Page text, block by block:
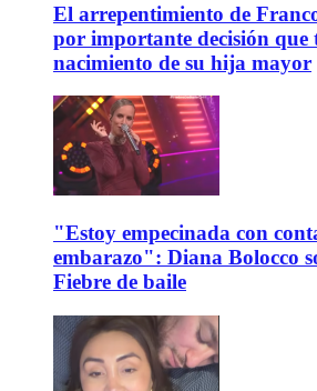
El arrepentimiento de
por importante decisión que
nacimiento de su hija mayor
"Estoy empecinada con
embarazo": Diana Bolocco
Fiebre de baile